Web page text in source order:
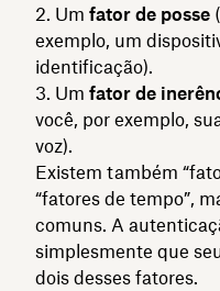
Um fator de posse
exemplo, um
identificação).
Um fator de
você, por exemplo,
voz).
Existem também
“fatores de tempo”,
comuns. A
simplesmente que
dois desses fatores.